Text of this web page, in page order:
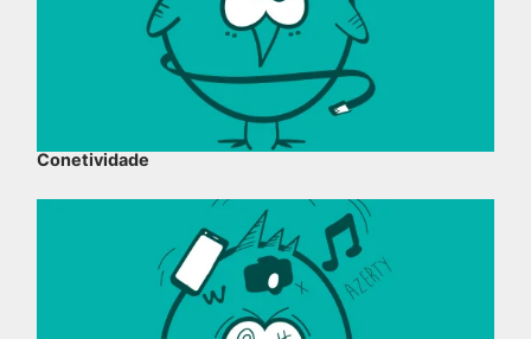
Conetividade